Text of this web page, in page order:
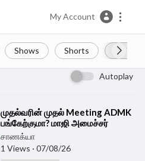
My Account
Shows Shorts LIVE
Autoplay
⁣முதல்வரின் முதல் Meeting ADMK
பங்கேற்குமா? மாஜி அமைச்சர்
சொன்ன பதில் | osmanikandan
pressmeet
சாணக்யா
1 Views · 07/08/26